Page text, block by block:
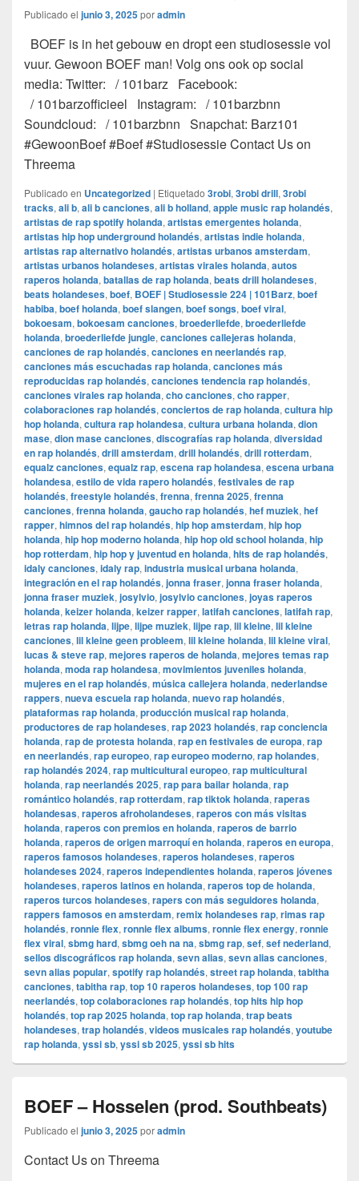
Publicado el junio 3, 2025poradmin
BOEF is in het gebouw en dropt een studiosessie vol
vuur. Gewoon BOEF man! Volg ons ook op social
media: Twitter: / 101barz Facebook:
/ 101barzofficieel Instagram: / 101barzbnn
Soundcloud: / 101barzbnn Snapchat: Barz101
#GewoonBoef #Boef #Studiosessie Contact Us on
Threema
Publicado en Uncategorized | Etiquetado 3robi, 3robi drill, 3robi
tracks, ali b, ali b canciones, ali b holland, apple music rap holandés,
artistas de rap spotify holanda, artistas emergentes holanda,
artistas hip hop underground holandés, artistas indie holanda,
artistas rap alternativo holandés, artistas urbanos amsterdam,
artistas urbanos holandeses, artistas virales holanda, autos
raperos holanda, batallas de rap holanda, beats drill holandeses,
beats holandeses, boef, BOEF | Studiosessie 224 | 101Barz, boef
habiba, boef holanda, boef slangen, boef songs, boef viral,
bokoesam, bokoesam canciones, broederliefde, broederliefde
holanda, broederliefde jungle, canciones callejeras holanda,
canciones de rap holandés, canciones en neerlandés rap,
canciones más escuchadas rap holanda, canciones más
reproducidas rap holandés, canciones tendencia rap holandés,
canciones virales rap holanda, cho canciones, cho rapper,
colaboraciones rap holandés, conciertos de rap holanda, cultura hip
hop holanda, cultura rap holandesa, cultura urbana holanda, dion
mase, dion mase canciones, discografías rap holanda, diversidad
en rap holandés, drill amsterdam, drill holandés, drill rotterdam,
equalz canciones, equalz rap, escena rap holandesa, escena urbana
holandesa, estilo de vida rapero holandés, festivales de rap
holandés, freestyle holandés, frenna, frenna 2025, frenna
canciones, frenna holanda, gaucho rap holandés, hef muziek, hef
rapper, himnos del rap holandés, hip hop amsterdam, hip hop
holanda, hip hop moderno holanda, hip hop old school holanda, hip
hop rotterdam, hip hop y juventud en holanda, hits de rap holandés,
idaly canciones, idaly rap, industria musical urbana holanda,
integración en el rap holandés, jonna fraser, jonna fraser holanda,
jonna fraser muziek, josylvio, josylvio canciones, joyas raperos
holanda, keizer holanda, keizer rapper, latifah canciones, latifah rap,
letras rap holanda, lijpe, lijpe muziek, lijpe rap, lil kleine, lil kleine
canciones, lil kleine geen probleem, lil kleine holanda, lil kleine viral,
lucas & steve rap, mejores raperos de holanda, mejores temas rap
holanda, moda rap holandesa, movimientos juveniles holanda,
mujeres en el rap holandés, música callejera holanda, nederlandse
rappers, nueva escuela rap holanda, nuevo rap holandés,
plataformas rap holanda, producción musical rap holanda,
productores de rap holandeses, rap 2023 holandés, rap conciencia
holanda, rap de protesta holanda, rap en festivales de europa, rap
en neerlandés, rap europeo, rap europeo moderno, rap holandes,
rap holandés 2024, rap multicultural europeo, rap multicultural
holanda, rap neerlandés 2025, rap para bailar holanda, rap
romántico holandés, rap rotterdam, rap tiktok holanda, raperas
holandesas, raperos afroholandeses, raperos con más visitas
holanda, raperos con premios en holanda, raperos de barrio
holanda, raperos de origen marroquí en holanda, raperos en europa,
raperos famosos holandeses, raperos holandeses, raperos
holandeses 2024, raperos independientes holanda, raperos jóvenes
holandeses, raperos latinos en holanda, raperos top de holanda,
raperos turcos holandeses, rapers con más seguidores holanda,
rappers famosos en amsterdam, remix holandeses rap, rimas rap
holandés, ronnie flex, ronnie flex albums, ronnie flex energy, ronnie
flex viral, sbmg hard, sbmg oeh na na, sbmg rap, sef, sef nederland,
sellos discográficos rap holanda, sevn alias, sevn alias canciones,
sevn alias popular, spotify rap holandés, street rap holanda, tabitha
canciones, tabitha rap, top 10 raperos holandeses, top 100 rap
neerlandés, top colaboraciones rap holandés, top hits hip hop
holandés, top rap 2025 holanda, top rap holanda, trap beats
holandeses, trap holandés, videos musicales rap holandés, youtube
rap holanda, yssi sb, yssi sb 2025, yssi sb hits
BOEF – Hosselen (prod. Southbeats)
Publicado el junio 3, 2025poradmin
Contact Us on Threema